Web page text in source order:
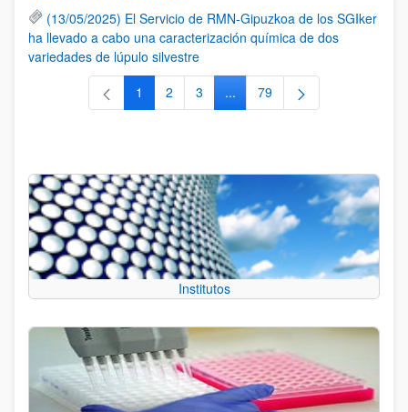
(13/05/2025) El Servicio de RMN-Gipuzkoa de los SGIker
ha llevado a cabo una caracterización química de dos
variedades de lúpulo silvestre
Página
1 Página
2 Página
3 ...Páginas intermedias Use TAB
Página
79
Institutos